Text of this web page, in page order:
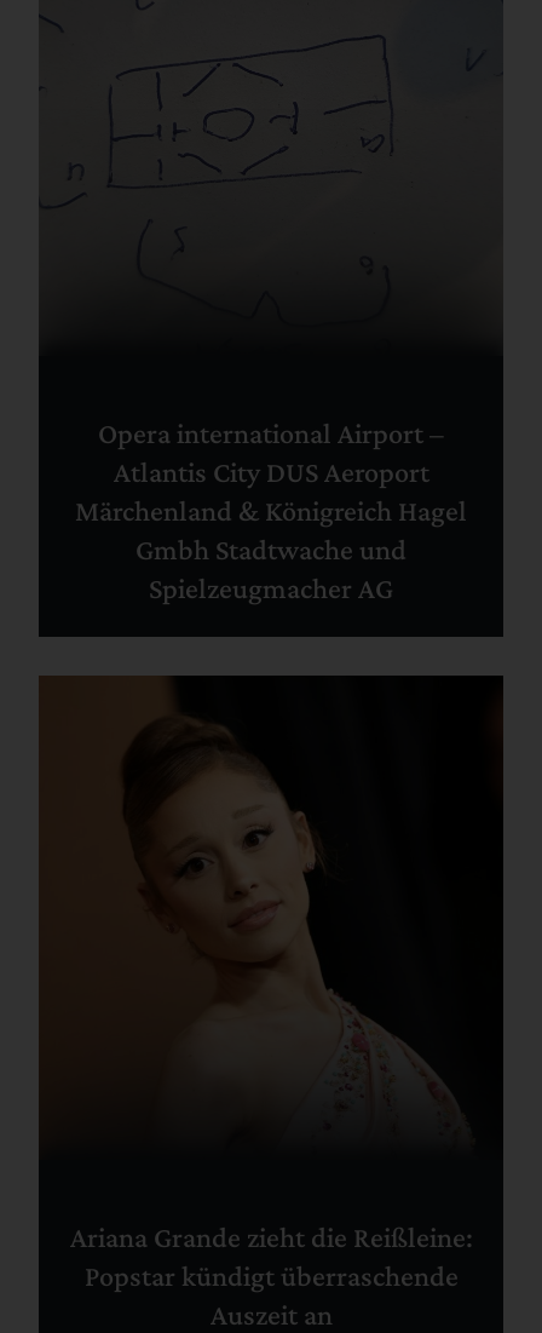
Opera international Airport –
Atlantis City DUS Aeroport
Märchenland & Königreich Hagel
Gmbh Stadtwache und
Spielzeugmacher AG
Ariana Grande zieht die Reißleine:
Popstar kündigt überraschende
Auszeit an